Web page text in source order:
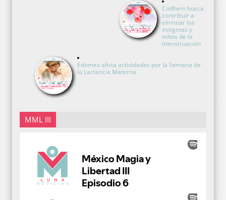
Codhem busca
contribuir a
eliminar los
estigmas y
mitos de la
menstruación
Edomex alista actividades por la Semana de
la Lactancia Materna
MML III